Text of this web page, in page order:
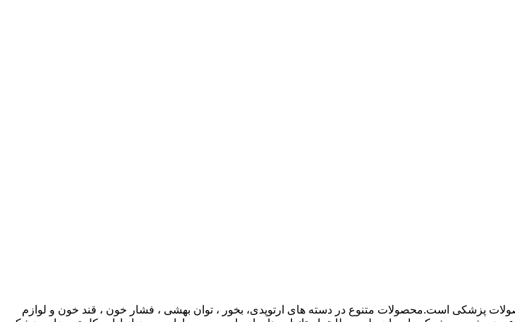
پزشکی است.محصولات متنوع در دسته های ارتوپدی، بخور ، توان بهشی ، فشار خون ، قند خون و لوازم